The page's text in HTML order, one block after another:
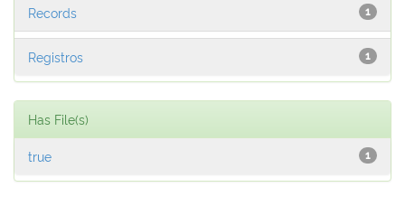
1
Records
1
Registros
Has File(s)
1
true